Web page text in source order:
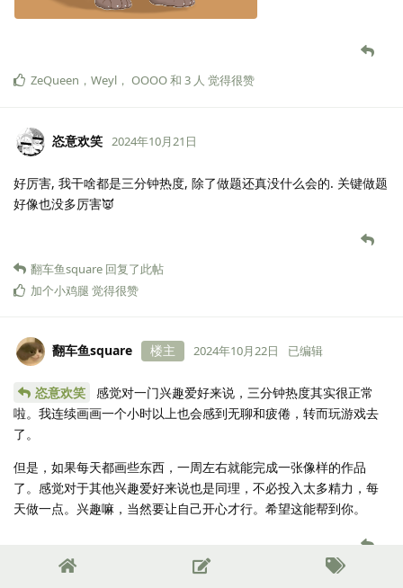
ZeQueen ， Weyl ， OOOO和 3 人 觉得很赞
恣意欢笑 2024年10月21日
好厉害, 我干啥都是三分钟热度, 除了做题还真没什么会的. 关键做题
好像也没多厉害👿
翻车鱼square 回复了此帖
加个小鸡腿 觉得很赞
翻车鱼square 楼主 2024年10月22日 已编辑
恣意欢笑
感觉对一门兴趣爱好来说，三分钟热度其实很正常
啦。我连续画画一个小时以上也会感到无聊和疲倦，转而玩游戏去
了。
但是，如果每天都画些东西，一周左右就能完成一张像样的作品
了。感觉对于其他兴趣爱好来说也是同理，不必投入太多精力，每
天做一点。兴趣嘛，当然要让自己开心才行。希望这能帮到你。
，加个小鸡腿 4人